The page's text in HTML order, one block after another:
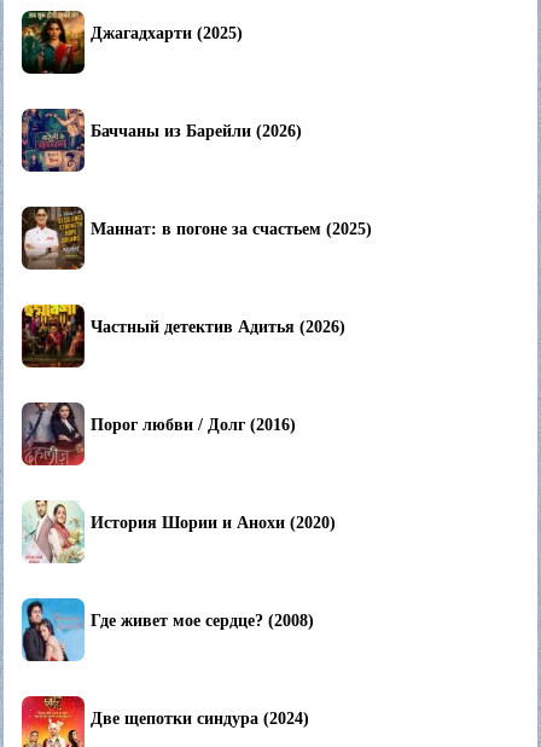
Джагадхарти (2025)
Баччаны из Барейли (2026)
Маннат: в погоне за счастьем (2025)
Частный детектив Адитья (2026)
Порог любви / Долг (2016)
История Шории и Анохи (2020)
Где живет мое сердце? (2008)
Две щепотки синдура (2024)